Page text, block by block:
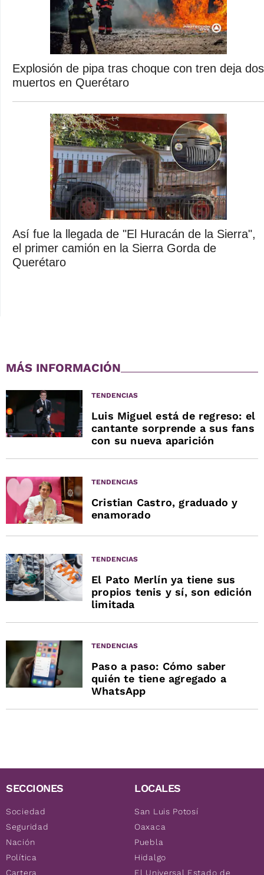
Explosión de pipa tras choque con tren deja dos
muertos en Querétaro
Así fue la llegada de "El Huracán de la Sierra",
el primer camión en la Sierra Gorda de
Querétaro
MÁS INFORMACIÓN
TENDENCIAS
Luis Miguel está de regreso: el
cantante sorprende a sus fans
con su nueva aparición
TENDENCIAS
Cristian Castro, graduado y
enamorado
TENDENCIAS
El Pato Merlín ya tiene sus
propios tenis y sí, son edición
limitada
TENDENCIAS
Paso a paso: Cómo saber
quién te tiene agregado a
WhatsApp
SECCIONES
Sociedad
Seguridad
Nación
Política
Cartera
LOCALES
San Luis Potosí
Oaxaca
Puebla
Hidalgo
El Universal Estado de